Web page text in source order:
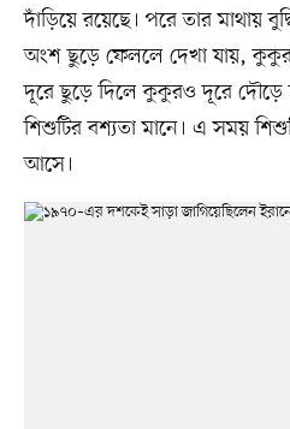
দাঁড়িয়ে রয়েছে। পরে তার মাথায়
অংশ ছুড়ে ফেললে দেখা যায়, কুকুর
দূরে ছুড়ে দিলে কুকুরও দূরে
শিশুটির বশ্যতা মানে। এ সময়
আসে।